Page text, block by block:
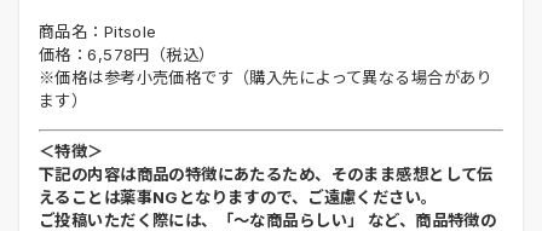
商品名：Pitsole
価格：6,578円（税込）
※価格は参考小売価格です（購入先によって異なる場合があり
ます）
＜特徴＞
下記の内容は商品の特徴にあたるため、そのまま感想として伝
えることは薬事NGとなりますので、ご遠慮ください。
ご投稿いただく際には、「～な商品らしい」 など、商品特徴の